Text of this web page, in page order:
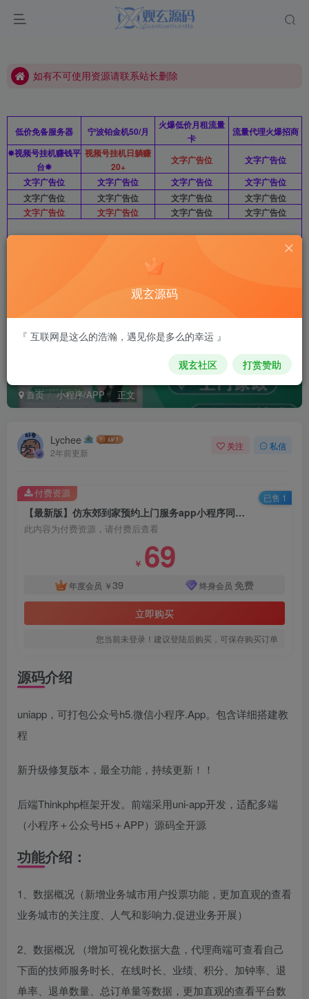
如有不可使用资源请联系站长删除
如有不可使用资源请联系站长删除
低价免备服务器 宁波铂金机50/月
火爆低价月租流量
卡
流量代理火爆招商
✸视频号挂机赚钱平
台✸
视频号挂机日躺赚
20+
文字广告位
文字广告位
文字广告位
文字广告位 文字广告位
文字广告位
文字广告位
文字广告位 文字广告位
文字广告位
文字广告位
文字广告位 文字广告位 文字广告位
【最新版】仿东郊到家预约上门服务app小程序同城理疗
美容美甲家政推拿足浴SPA技师派单+安装教程
首页 小程序/APP 正文
Lychee
2年前更新
关注 私信
【最新版】仿东郊到家预约上门服务app小程序同城理疗美容美甲家政推拿足浴SPA技师派单+安装教程
此内容为付费资源，请付费后查看
￥ 69
年度会员 ￥39 终身会员 免费
立即购买
您当前未登录！建议登陆后购买，可保存购买订单
付费资源 已售 1
源码介绍
uniapp，可打包公众号h5.微信小程序.App。包含详细搭建教
程
新升级修复版本，最全功能，持续更新！！
后端Thinkphp框架开发。前端采用uni-app开发，适配多端
（小程序＋公众号H5＋APP）源码全开源
功能介绍：
1、数据概况（新增业务城市用户投票功能，更加直观的查看
业务城市的关注度、人气和影响力,促进业务开展）
2、数据概况 （增加可视化数据大盘，代理商端可查看自己
下面的技师服务时长、在线时长、业绩、积分、加钟率、退
单率、退单数量、总订单量等数据，更加直观的查看平台数
观玄源码
『 互联网是这么的浩瀚，遇见你是多么的幸运 』
观玄社区 打赏赞助